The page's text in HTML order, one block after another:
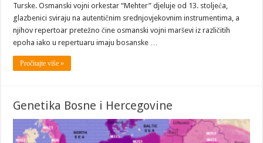
Turske. Osmanski vojni orkestar “Mehter” djeluje od 13. stoljeća,
glazbenici sviraju na autentičnim srednjovjekovnim instrumentima, a
njihov repertoar pretežno čine osmanski vojni marševi iz različitih
epoha iako u repertuaru imaju bosanske …
Pročitajte više »
Genetika Bosne i Hercegovine